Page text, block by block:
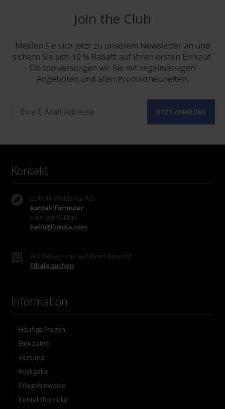
Join the Club
Melden Sie sich jetzt zu unserem Newsletter an und
sichern Sie sich 10 % Rabatt auf Ihren ersten Einkauf.
On top versorgen wir Sie mit regelmässigen
Angeboten und allen Produktneuheiten.
Kontakt
LUXOIA Webshop AG
Kontaktformular
oder per E-Mail
hello@luxoia.com
Wir freuen uns auf Ihren Besuch!
Filiale suchen
Information
Häufige Fragen
Einkaufen
Versand
Rückgabe
Pflegehinweise
Kontaktformular